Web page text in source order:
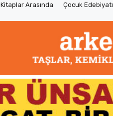
Kitaplar Arasında Çocuk Edebiyatı